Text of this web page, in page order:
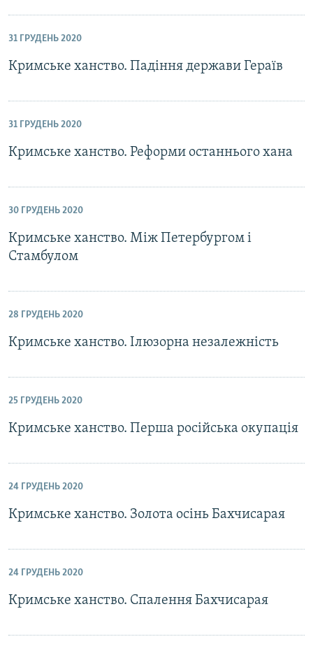
31 ГРУДЕНЬ 2020
Кримське ханство. Падіння держави Гераїв
31 ГРУДЕНЬ 2020
Кримське ханство. Реформи останнього хана
30 ГРУДЕНЬ 2020
Кримське ханство. Між Петербургом і
Стамбулом
28 ГРУДЕНЬ 2020
Кримське ханство. Ілюзорна незалежність
25 ГРУДЕНЬ 2020
Кримське ханство. Перша російська окупація
24 ГРУДЕНЬ 2020
Кримське ханство. Золота осінь Бахчисарая
24 ГРУДЕНЬ 2020
Кримське ханство. Спалення Бахчисарая